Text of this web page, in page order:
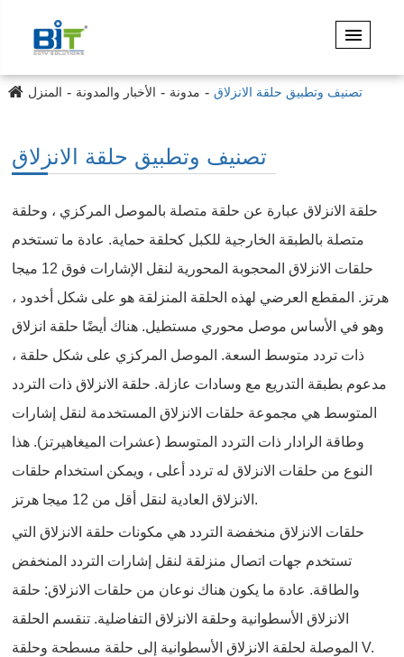
المنزل الأخبار والمدونة مدونة تصنيف وتطبيق حلقة الانزلاق
تصنيف وتطبيق حلقة الانزلاق
حلقة الانزلاق عبارة عن حلقة متصلة بالموصل المركزي ، وحلقة
متصلة بالطبقة الخارجية للكبل كحلقة حماية. عادة ما تستخدم
حلقات الانزلاق المحجوبة المحورية لنقل الإشارات فوق 12 ميجا
هرتز. المقطع العرضي لهذه الحلقة المنزلقة هو على شكل أخدود ،
وهو في الأساس موصل محوري مستطيل. هناك أيضًا حلقة انزلاق
ذات تردد متوسط السعة. الموصل المركزي على شكل حلقة ،
مدعوم بطبقة التدريع مع وسادات عازلة. حلقة الانزلاق ذات التردد
المتوسط هي مجموعة حلقات الانزلاق المستخدمة لنقل إشارات
وطاقة الرادار ذات التردد المتوسط (عشرات الميغاهيرتز). هذا
النوع من حلقات الانزلاق له تردد أعلى ، ويمكن استخدام حلقات
الانزلاق العادية لنقل أقل من 12 ميجا هرتز.
حلقات الانزلاق منخفضة التردد هي مكونات حلقة الانزلاق التي
تستخدم جهات اتصال منزلقة لنقل إشارات التردد المنخفض
والطاقة. عادة ما يكون هناك نوعان من حلقات الانزلاق: حلقة
الانزلاق الأسطوانية وحلقة الانزلاق التفاضلية. تنقسم الحلقة
الموصلة لحلقة الانزلاق الأسطوانية إلى حلقة مسطحة وحلقة V.